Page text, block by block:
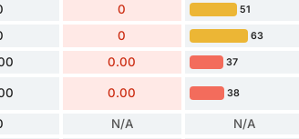
0 51
0 63
0.00 37
0.00 38
N/A N/A